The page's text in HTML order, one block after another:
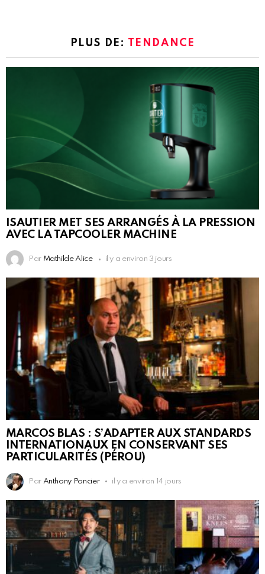
PLUS DE: TENDANCE
ISAUTIER MET SES ARRANGÉS À LA PRESSION
AVEC LA TAPCOOLER MACHINE
Par Mathilde Alice il y a environ 3 jours
MARCOS BLAS : S’ADAPTER AUX STANDARDS
INTERNATIONAUX EN CONSERVANT SES
PARTICULARITÉS (PÉROU)
Par Anthony Poncier il y a environ 14 jours